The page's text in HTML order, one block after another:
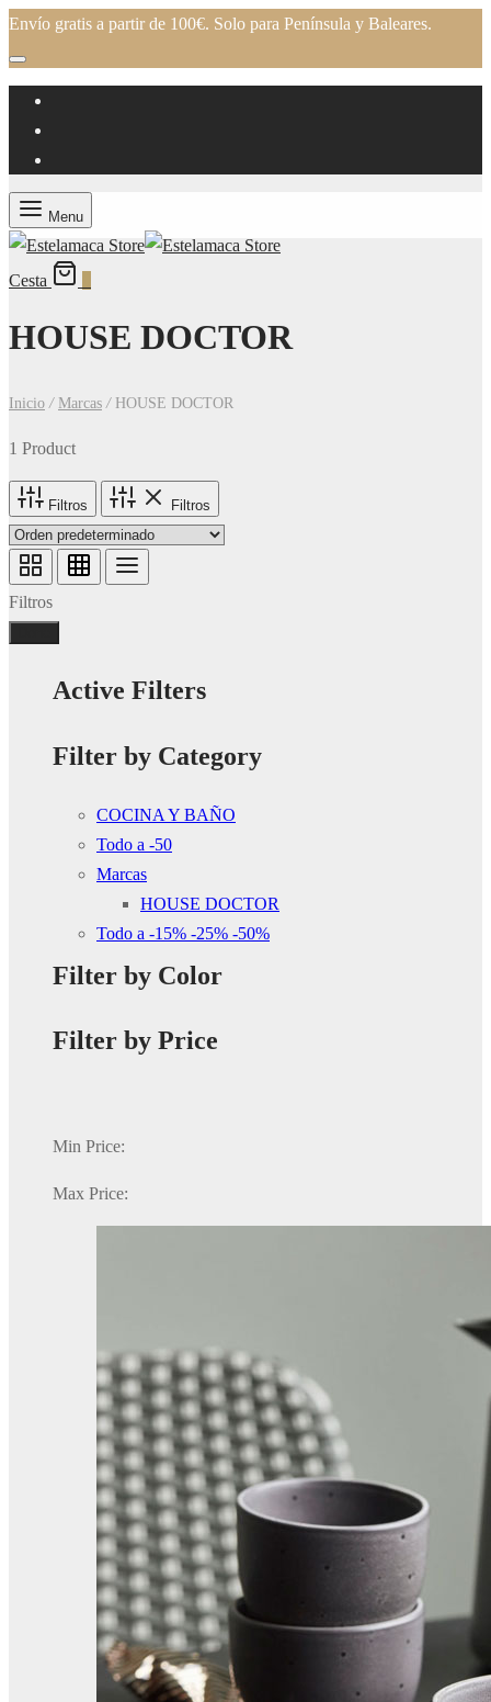
Envío gratis a partir de 100€. Solo para Península y Baleares.
Menu
Cesta
HOUSE DOCTOR
Inicio / Marcas /HOUSE DOCTOR
1 Product
Filtros Filtros
Filtros
Active Filters
Filter by Category
COCINA Y BAÑO
Todo a -50
Marcas
HOUSE DOCTOR
Todo a -15% -25% -50%
Filter by Color
Filter by Price
Min Price:
Max Price: